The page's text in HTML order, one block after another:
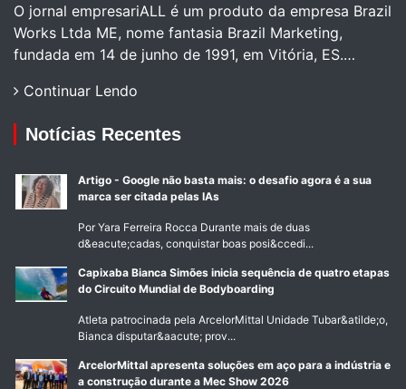
O jornal empresariALL é um produto da empresa Brazil
Works Ltda ME, nome fantasia Brazil Marketing,
fundada em 14 de junho de 1991, em Vitória, ES.…
Continuar Lendo
Notícias Recentes
Artigo - Google não basta mais: o desafio agora é a sua
marca ser citada pelas IAs
Por Yara Ferreira Rocca Durante mais de duas
d&eacute;cadas, conquistar boas posi&ccedi...
Capixaba Bianca Simões inicia sequência de quatro etapas
do Circuito Mundial de Bodyboarding
Atleta patrocinada pela ArcelorMittal Unidade Tubar&atilde;o,
Bianca disputar&aacute; prov...
ArcelorMittal apresenta soluções em aço para a indústria e
a construção durante a Mec Show 2026